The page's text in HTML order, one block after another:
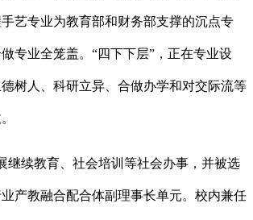
艺专业为教育部和财务部支撑的沉点专
专业全笼盖。“四下下层”，正在专业设
树人、科研立异、合做办学和对交际流等
续教育、社会培训等社会办事，并被选
产教融合配合体副理事长单元。校内兼任